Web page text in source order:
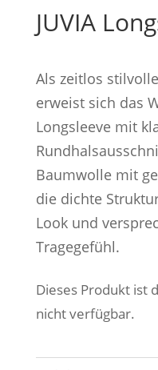
JUVIA
Als zeitlos
erweist sich das
Longsleeve mit
Baumwolle mit
die dichte
Look und
Tragegefühl.
Dieses Produkt ist
nicht verfügbar.